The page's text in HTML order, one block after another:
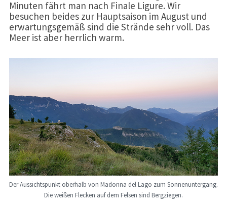
Minuten fährt man nach Finale Ligure. Wir
besuchen beides zur Hauptsaison im August und
erwartungsgemäß sind die Strände sehr voll. Das
Meer ist aber herrlich warm.
Der Aussichtspunkt oberhalb von Madonna del Lago zum Sonnenuntergang.
Die weißen Flecken auf dem Felsen sind Bergziegen.